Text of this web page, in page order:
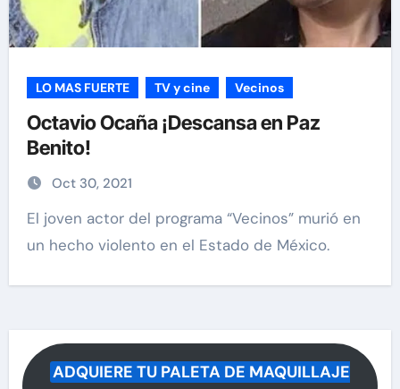
LO MAS FUERTE TV y cine Vecinos
Octavio Ocaña ¡Descansa en Paz
Benito!
Oct 30, 2021
El joven actor del programa “Vecinos” murió en
un hecho violento en el Estado de México.
ADQUIERE TU PALETA DE MAQUILLAJE